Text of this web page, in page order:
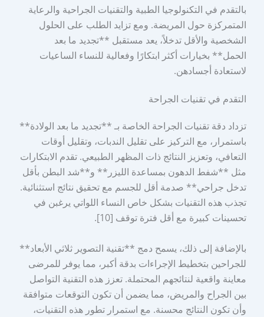
بالتقدم في التكنولوجيا الطبية والتقنيات الجراحية والرعاية
المتمركزة حول المريضة. ومع تزايد الطلب على الحلول
الشخصية والأقل تدخلاً، يعد مستقبل **تجديد ما بعد
الحمل** بخيارات أكثر ابتكارًا وفعالية للنساء الساعيات
لاستعادة أجسادهن.
التقدم في تقنيات الجراحة
تزداد دقة تقنيات الجراحة الخاصة بـ **تجديد ما بعد الولادة**
باستمرار، مع التركيز على تقليل الندبات، وتقليل أوقات
التعافي، وتعزيز النتائج ذات المظهر الطبيعي. تقدم الابتكارات
مثل **شفط الدهون بمساعدة الليزر** و**شد البطن بأقل
تدخل جراحي** صدمة أقل للجسم مع تحقيق نتائج استثنائية.
تجذب هذه التقنيات بشكل خاص النساء اللواتي يرغبن في
تحسينات كبيرة مع أقل فترة توقف [10].
بالإضافة إلى ذلك، يسمح دمج **تقنية التصوير ثلاثي الأبعاد**
للجراحين بتخطيط الإجراءات بدقة أكبر، مما يوفر للمرضى
معاينة واقعية لنتائجهم المحتملة. تعزز هذه التقنية التواصل
بين الجراح والمريض، مما يضمن أن تكون التوقعات متوافقة
وأن تكون النتائج محسنة. مع استمرار تطور هذه التقنيات،